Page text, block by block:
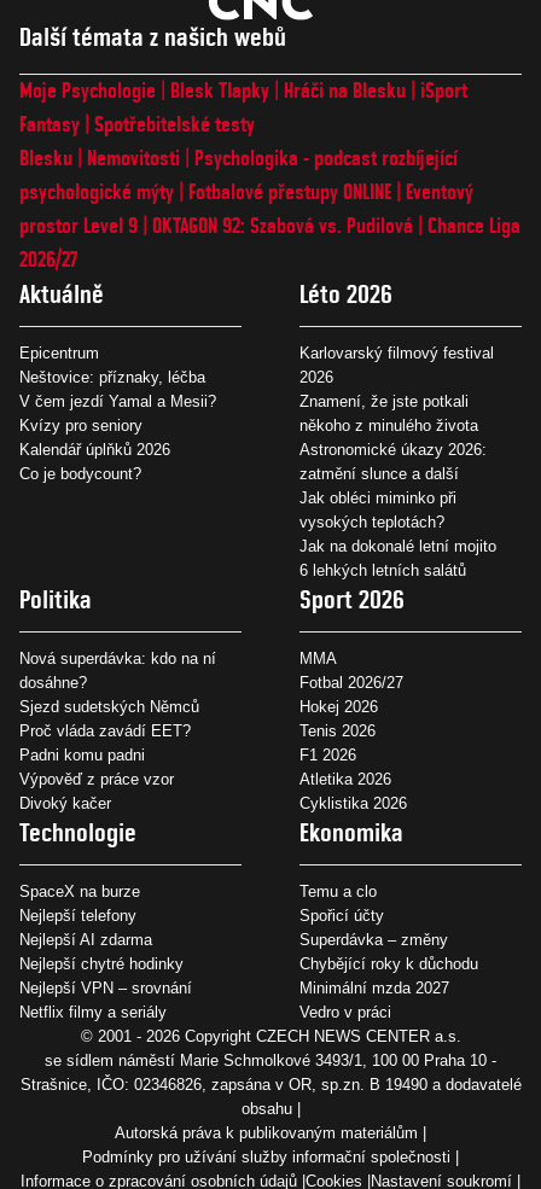
Další témata z našich webů
Moje Psychologie Blesk Tlapky Hráči na Blesku
iSport
Fantasy Spotřebitelské testy
Blesku
Nemovitosti
Psychologika - podcast rozbíjející
psychologické mýty
Fotbalové přestupy ONLINE
Eventový
prostor Level 9 OKTAGON 92: Szabová vs. Pudilová
Chance Liga
2026/27
Aktuálně
Epicentrum
Neštovice: příznaky, léčba
V čem jezdí Yamal a Mesii?
Kvízy pro seniory
Kalendář úplňků 2026
Co je bodycount?
Léto 2026
Karlovarský filmový festival
2026
Znamení, že jste potkali
někoho z minulého života
Astronomické úkazy 2026:
zatmění slunce a další
Jak obléci miminko při
vysokých teplotách?
Jak na dokonalé letní mojito
6 lehkých letních salátů
Politika
Nová superdávka: kdo na ní
dosáhne?
Sjezd sudetských Němců
Proč vláda zavádí EET?
Padni komu padni
Výpověď z práce vzor
Divoký kačer
Sport 2026
MMA
Fotbal 2026/27
Hokej 2026
Tenis 2026
F1 2026
Atletika 2026
Cyklistika 2026
Technologie
SpaceX na burze
Nejlepší telefony
Nejlepší AI zdarma
Nejlepší chytré hodinky
Nejlepší VPN – srovnání
Netflix filmy a seriály
Ekonomika
Temu a clo
Spořicí účty
Superdávka – změny
Chybějící roky k důchodu
Minimální mzda 2027
Vedro v práci
© 2001 - 2026 Copyright CZECH NEWS CENTER a.s.
se sídlem náměstí Marie Schmolkové 3493/1, 100 00 Praha 10 -
Strašnice, IČO: 02346826, zapsána v OR, sp.zn. B 19490 a dodavatelé
obsahu
Autorská práva k publikovaným materiálům
Podmínky pro užívání služby informační společnosti
Informace o zpracování osobních údajů Cookies Nastavení soukromí